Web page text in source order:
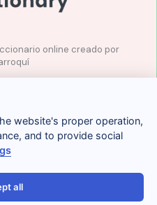
online creado por
Condiciones
website's proper operation,
and to provide social
all